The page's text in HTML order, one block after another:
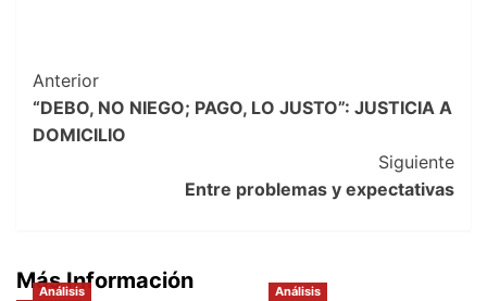
Post
Navigation
Anterior
“DEBO, NO NIEGO; PAGO, LO JUSTO”: JUSTICIA A
DOMICILIO
Siguiente
Entre problemas y expectativas
Más Información
Análisis Análisis